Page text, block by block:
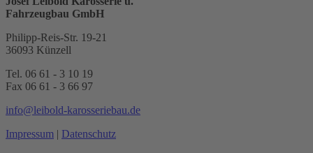
Fahrzeugbau GmbH
Philipp-Reis-Str. 19-21
36093 Künzell
Tel. 06 61 - 3 10 19
Fax 06 61 - 3 66 97
info@leibold-karosseriebau.de
Impressum
Datenschutz